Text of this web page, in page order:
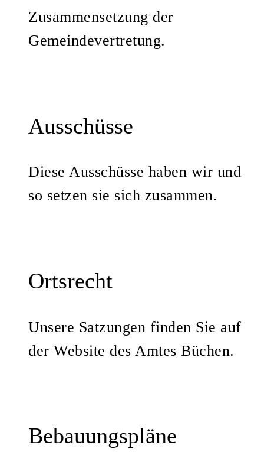
Zusammensetzung der
Gemeindevertretung.
Ausschüsse
Diese Ausschüsse haben wir und
so setzen sie sich zusammen.
Ortsrecht
Unsere Satzungen finden Sie auf
der Website des Amtes Büchen.
Bebauungspläne